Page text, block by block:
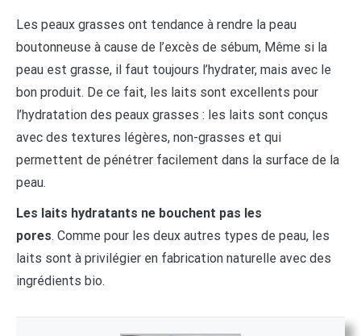
Les peaux grasses ont tendance à rendre la peau
boutonneuse à cause de l’excès de sébum, Même si la
peau est grasse, il faut toujours l’hydrater, mais avec le
bon produit. De ce fait, les laits sont excellents pour
l’hydratation des peaux grasses : les laits sont conçus
avec des textures légères, non-grasses et qui
permettent de pénétrer facilement dans la surface de la
peau.
Les laits hydratants ne bouchent pas les
pores. Comme pour les deux autres types de peau, les
laits sont à privilégier en fabrication naturelle avec des
ingrédients bio.